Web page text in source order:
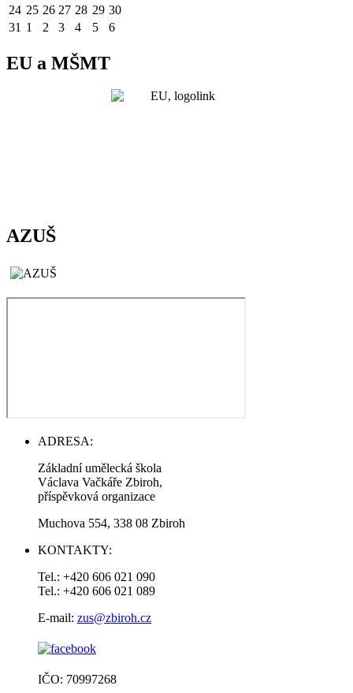
24 25 26 27 28 29 30
31 1 2 3 4 5 6
EU a MŠMT
AZUŠ
ADRESA:
Základní umělecká škola
Václava Vačkáře Zbiroh,
příspěvková organizace
Muchova 554, 338 08 Zbiroh
KONTAKTY:
Tel.: +420 606 021 090
Tel.: +420 606 021 089
E-mail: zus@zbiroh.cz
IČO: 70997268